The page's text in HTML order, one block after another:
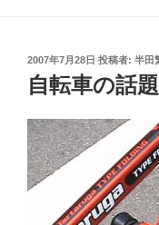
投
稿
日:
2007年7月28日 投稿者: 半田
自転車の話